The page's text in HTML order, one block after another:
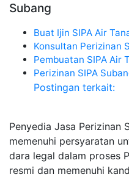
Subang
Buat Ijin SIPA Air
Konsultan Perizinan
Pembuatan SIPA Air
Perizinan SIPA
Postingan terkait:
Penyedia Jasa Perizinan
memenuhi persyaratan
dara legal dalam proses
resmi dan memenuhi